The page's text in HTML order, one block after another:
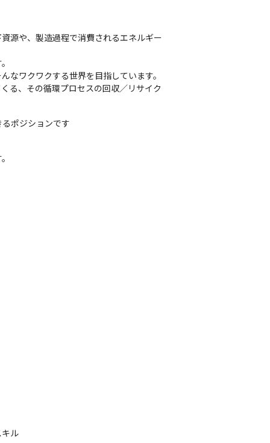
源や、製造過程で消費されるエネルギー
なワクワクする世界を目指しています。
る、その循環プロセスの回収／リサイク
ポジションです
ル